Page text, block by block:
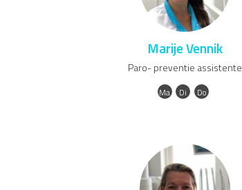
Marije Vennik
Paro- preventie assistente
Ma Di Do